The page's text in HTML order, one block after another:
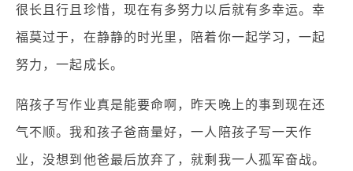
很长且行且珍惜，现在有多努力以后就有多幸运。幸
福莫过于，在静静的时光里，陪着你一起学习，一起
努力，一起成长。
陪孩子写作业真是能要命啊，昨天晚上的事到现在还
气不顺。我和孩子爸商量好，一人陪孩子写一天作
业，没想到他爸最后放弃了，就剩我一人孤军奋战。